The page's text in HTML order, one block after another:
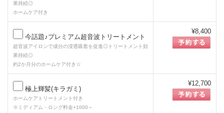
果持続◎
ホームケア付き
今話題♪プレミアム超音波トリートメント
超音波アイロンで成分の浸透吸着を促進◎トリートメント効
果持続◎
約2か月分のホームケア付き☆
¥8,400
極上輝髪(キラガミ)
ホームケアトリートメント付き
※ミディアム・ロング料金+1000～
¥12,700